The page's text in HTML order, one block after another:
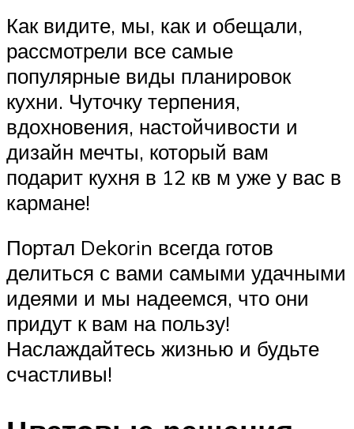
Как видите, мы, как и обещали,
рассмотрели все самые
популярные виды планировок
кухни. Чуточку терпения,
вдохновения, настойчивости и
дизайн мечты, который вам
подарит кухня в 12 кв м уже у вас в
кармане!
Портал Dekоrin всегда готов
делиться с вами самыми удачными
идеями и мы надеемся, что они
придут к вам на пользу!
Наслаждайтесь жизнью и будьте
счастливы!